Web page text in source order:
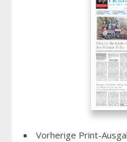
Vorherige Print-